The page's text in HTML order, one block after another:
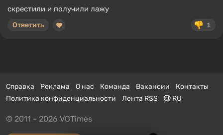
скрестили и получили лажу
1
Ответить
Справка Реклама О нас Команда Вакансии
Контакты
Политика конфиденциальности
Лента RSS RU
© 2011 - 2026 VGTimes